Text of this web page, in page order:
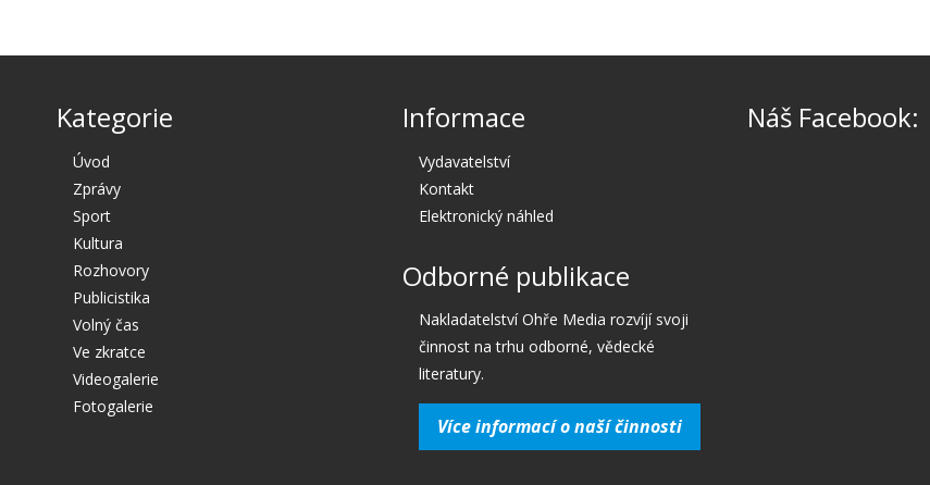
Kategorie
Úvod
Zprávy
Sport
Kultura
Rozhovory
Publicistika
Volný čas
Ve zkratce
Videogalerie
Fotogalerie
Informace
Vydavatelství
Kontakt
Elektronický náhled
Odborné publikace
Nakladatelství Ohře Media rozvíjí svoji
činnost na trhu odborné, vědecké
literatury.
Více informací o naší činnosti
Náš Facebook: